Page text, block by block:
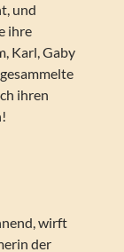
und
ihre
Karl, Gaby
ihren
wirft
der